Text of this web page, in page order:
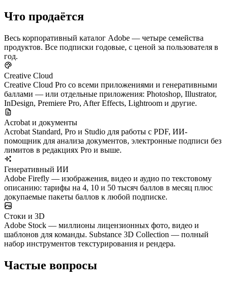
Что продаётся
Весь корпоративный каталог Adobe — четыре семейства
продуктов. Все подписки годовые, с ценой за пользователя в
год.
Creative Cloud
Creative Cloud Pro со всеми приложениями и генеративными
баллами — или отдельные приложения: Photoshop, Illustrator,
InDesign, Premiere Pro, After Effects, Lightroom и другие.
Acrobat и документы
Acrobat Standard, Pro и Studio для работы с PDF, ИИ-
помощник для анализа документов, электронные подписи без
лимитов в редакциях Pro и выше.
Генеративный ИИ
Adobe Firefly — изображения, видео и аудио по текстовому
описанию: тарифы на 4, 10 и 50 тысяч баллов в месяц плюс
докупаемые пакеты баллов к любой подписке.
Стоки и 3D
Adobe Stock — миллионы лицензионных фото, видео и
шаблонов для команды. Substance 3D Collection — полный
набор инструментов текстурирования и рендера.
Частые вопросы